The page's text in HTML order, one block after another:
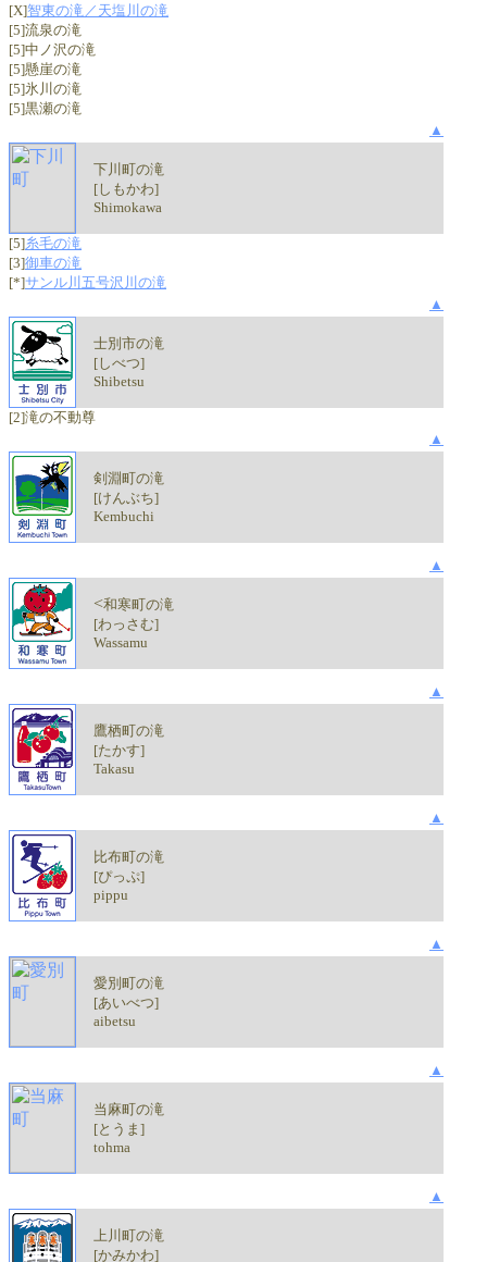
[X]智東の滝／天塩川の滝
[5]流泉の滝
[5]中ノ沢の滝
[5]懸崖の滝
[5]氷川の滝
[5]黒瀬の滝
▲
下川町の滝
[しもかわ]
Shimokawa
[5]糸毛の滝
[3]御車の滝
[*]サンル川五号沢川の滝
▲
士別市の滝
[しべつ]
Shibetsu
[2]滝の不動尊
▲
剣淵町の滝
[けんぶち]
Kembuchi
▲
<和寒町の滝
[わっさむ]
Wassamu
▲
鷹栖町の滝
[たかす]
Takasu
▲
比布町の滝
[ぴっぷ]
pippu
▲
愛別町の滝
[あいべつ]
aibetsu
▲
当麻町の滝
[とうま]
tohma
▲
上川町の滝
[かみかわ]